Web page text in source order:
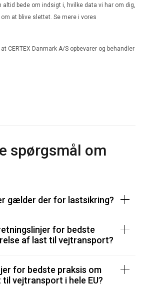
spørgsmål om
gælder der for lastsikring?
for bedste
af last til vejtransport?
for bedste praksis om
vejtransport i hele EU?